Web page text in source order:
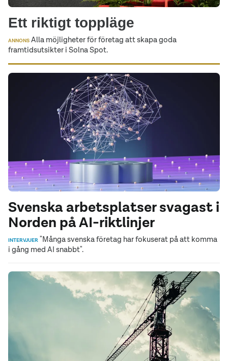
Ett riktigt toppläge
ANNONS Alla möjligheter för företag att skapa goda
framtidsutsikter i Solna Spot.
Svenska arbetsplatser svagast i
Norden på AI-riktlinjer
INTERVJUER "Många svenska företag har fokuserat på att komma
i gång med AI snabbt".